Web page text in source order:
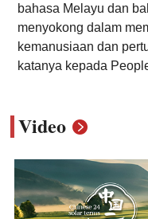
bahasa Melayu dan
menyokong dalam
kemanusiaan dan
katanya kepada
Video